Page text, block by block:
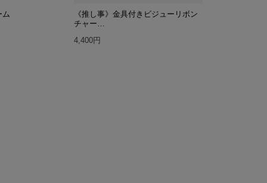
《推し事》金具付きビジューリボン
チャー…
4,400円